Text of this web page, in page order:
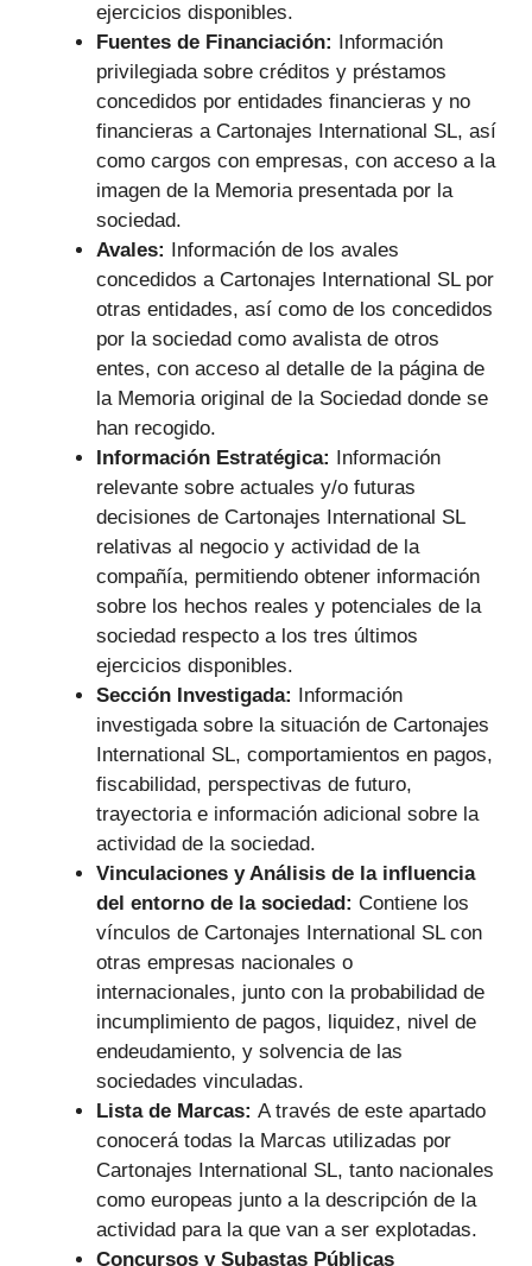
ejercicios disponibles.
Fuentes de Financiación: Información
privilegiada sobre créditos y préstamos
concedidos por entidades financieras y no
financieras a Cartonajes International SL, así
como cargos con empresas, con acceso a la
imagen de la Memoria presentada por la
sociedad.
Avales: Información de los avales
concedidos a Cartonajes International SL por
otras entidades, así como de los concedidos
por la sociedad como avalista de otros
entes, con acceso al detalle de la página de
la Memoria original de la Sociedad donde se
han recogido.
Información Estratégica: Información
relevante sobre actuales y/o futuras
decisiones de Cartonajes International SL
relativas al negocio y actividad de la
compañía, permitiendo obtener información
sobre los hechos reales y potenciales de la
sociedad respecto a los tres últimos
ejercicios disponibles.
Sección Investigada: Información
investigada sobre la situación de Cartonajes
International SL, comportamientos en pagos,
fiscabilidad, perspectivas de futuro,
trayectoria e información adicional sobre la
actividad de la sociedad.
Vinculaciones y Análisis de la influencia
del entorno de la sociedad: Contiene los
vínculos de Cartonajes International SL con
otras empresas nacionales o
internacionales, junto con la probabilidad de
incumplimiento de pagos, liquidez, nivel de
endeudamiento, y solvencia de las
sociedades vinculadas.
Lista de Marcas: A través de este apartado
conocerá todas la Marcas utilizadas por
Cartonajes International SL, tanto nacionales
como europeas junto a la descripción de la
actividad para la que van a ser explotadas.
Concursos y Subastas Públicas